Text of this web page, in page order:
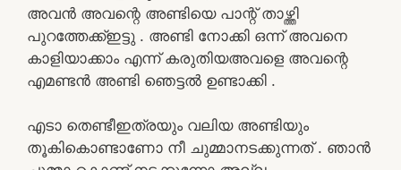
അവൻ അവന്റെ അണ്ടിയെ പാന്റ് താഴ്ത്തി
പുറത്തേക്ക്ഇട്ടു . അണ്ടി നോക്കി ഒന്ന് അവനെ
കാളിയാക്കാം എന്ന് കരുതിയഅവളെ അവന്റെ
എമണ്ടൻ അണ്ടി ഞെട്ടൽ ഉണ്ടാക്കി .
എടാ തെണ്ടീഇത്രയും വലിയ അണ്ടിയും
തൂകികൊണ്ടാണോ നീ ചുമ്മാനടക്കുന്നത് . ഞാൻ